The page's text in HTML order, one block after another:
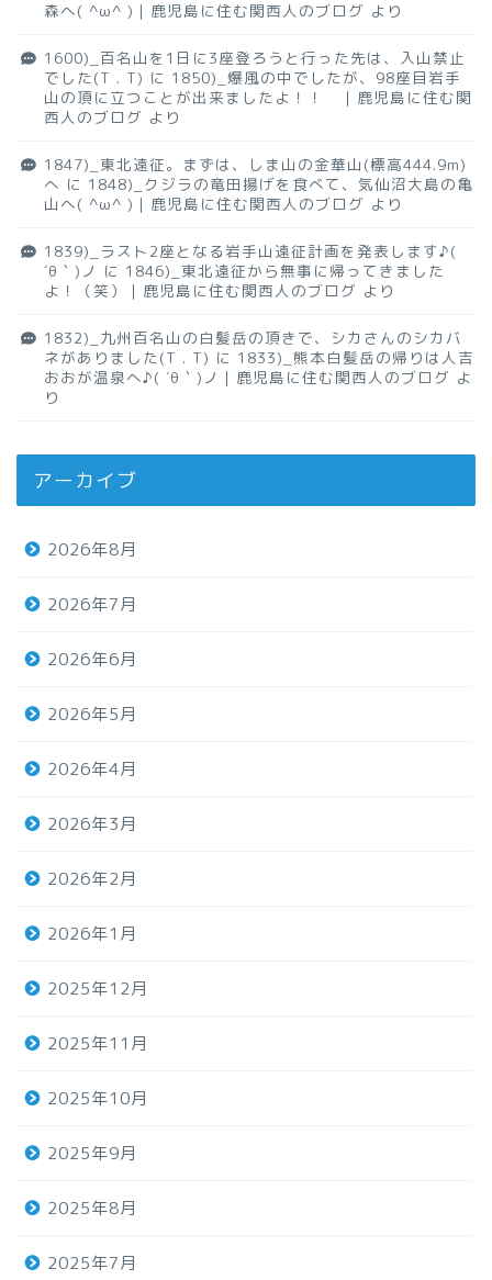
森へ( ^ω^ )｜鹿児島に住む関西人のブログ より
1600)_百名山を1日に3座登ろうと行った先は、入山禁止
でした(T . T) に 1850)_爆風の中でしたが、98座目岩手
山の頂に立つことが出来ましたよ！！ ｜鹿児島に住む関
西人のブログ より
1847)_東北遠征。まずは、しま山の金華山(標高444.9m)
へ に 1848)_クジラの竜田揚げを食べて、気仙沼大島の亀
山へ( ^ω^ )｜鹿児島に住む関西人のブログ より
1839)_ラスト2座となる岩手山遠征計画を発表します♪(
´θ｀)ノ に 1846)_東北遠征から無事に帰ってきました
よ！（笑）｜鹿児島に住む関西人のブログ より
1832)_九州百名山の白髪岳の頂きで、シカさんのシカバ
ネがありました(T . T) に 1833)_熊本白髪岳の帰りは人吉
おおが温泉へ♪( ´θ｀)ノ｜鹿児島に住む関西人のブログ よ
り
アーカイブ
2026年8月
2026年7月
2026年6月
2026年5月
2026年4月
2026年3月
2026年2月
2026年1月
2025年12月
2025年11月
2025年10月
2025年9月
2025年8月
2025年7月